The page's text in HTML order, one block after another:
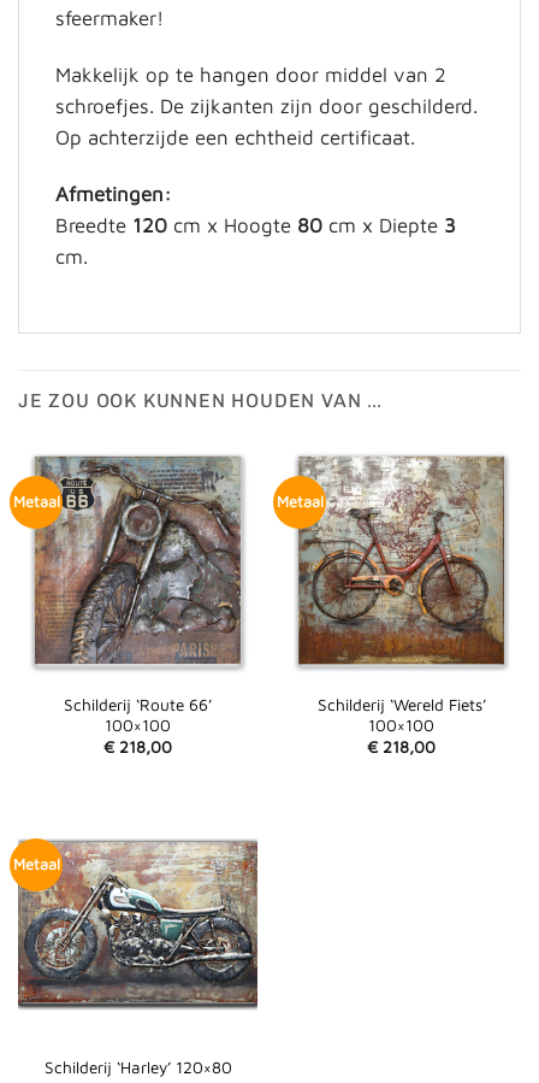
sfeermaker!
Makkelijk op te hangen door middel van 2
schroefjes. De zijkanten zijn door geschilderd.
Op achterzijde een echtheid certificaat.
Afmetingen:
Breedte 120 cm x Hoogte 80 cm x Diepte 3
cm.
JE ZOU OOK KUNNEN HOUDEN VAN …
Metaal
Schilderij ‘Route 66’
100×100
€ 218,00
Metaal
Schilderij ‘Wereld Fiets’
100×100
€ 218,00
Metaal
Schilderij ‘Harley’ 120×80